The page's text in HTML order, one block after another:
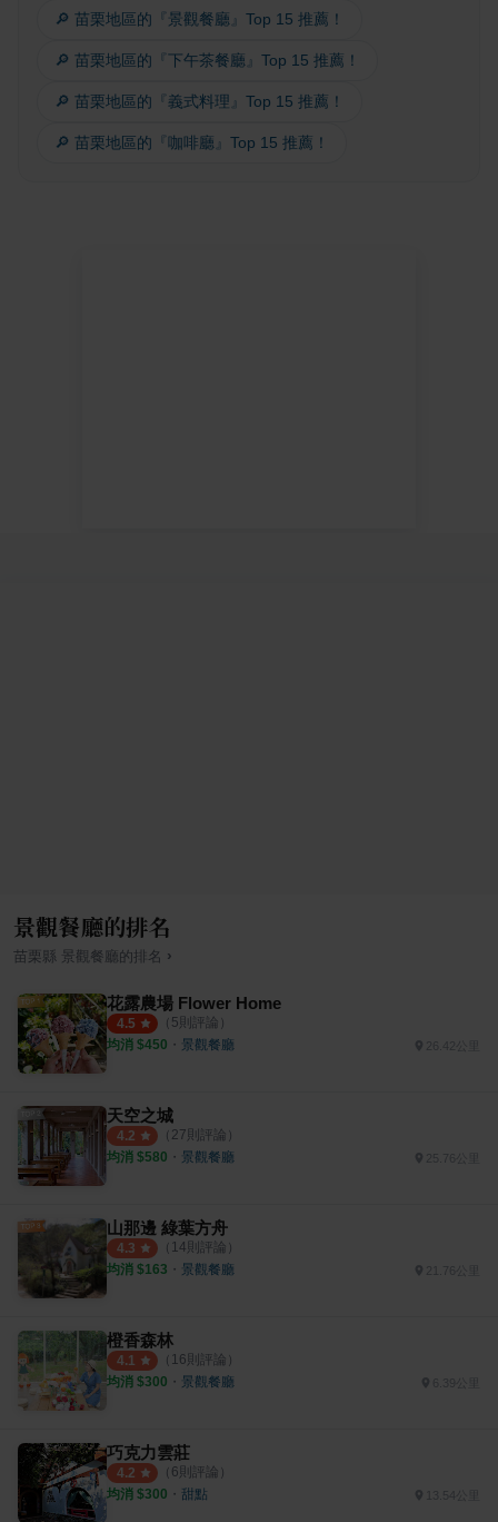
🔎 苗栗地區的『景觀餐廳』Top 15 推薦！
🔎 苗栗地區的『下午茶餐廳』Top 15 推薦！
🔎 苗栗地區的『義式料理』Top 15 推薦！
🔎 苗栗地區的『咖啡廳』Top 15 推薦！
景觀餐廳的排名
苗栗縣 景觀餐廳的排名 ›
花露農場 Flower Home
4.5 （ 5則評論）
均消 $450 ・ 景觀餐廳 26.42公里
天空之城
4.2 （ 27則評論）
均消 $580 ・ 景觀餐廳 25.76公里
山那邊 綠葉方舟
4.3 （ 14則評論）
均消 $163 ・ 景觀餐廳
橙香森林
4.1 （ 16則評論）
均消 $300 ・ 景觀餐廳
巧克力雲莊
4.2 （ 6則評論）
均消 $300 ・ 甜點 13.54公里